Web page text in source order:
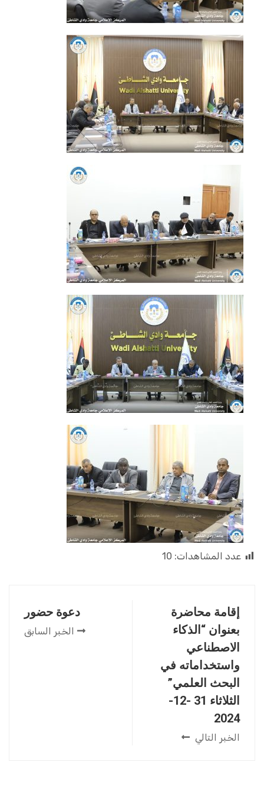
عدد المشاهدات: 10
دعوة حضور
الخبر السابق
إقامة محاضرة
بعنوان “الذكاء
الاصطناعي
واستخداماته في
البحث العلمي”
الثلاثاء 31 -12-
2024
الخبر التالي